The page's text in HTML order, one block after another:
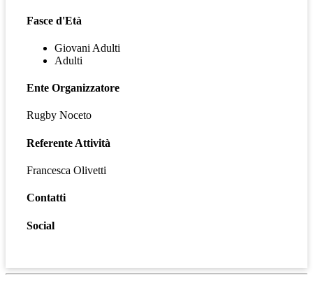
Fasce d'Età
Giovani Adulti
Adulti
Ente Organizzatore
Rugby Noceto
Referente Attività
Francesca Olivetti
Contatti
Social